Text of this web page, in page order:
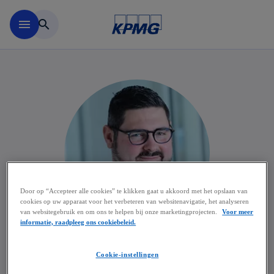
menu search
Thomas De Backer
Door op “Accepteer alle cookies” te klikken gaat u akkoord met het opslaan van
cookies op uw apparaat voor het verbeteren van websitenavigatie, het analyseren
van websitegebruik en om ons te helpen bij onze marketingprojecten.
Voor meer
informatie, raadpleeg ons cookiebeleid.
Cookie-instellingen